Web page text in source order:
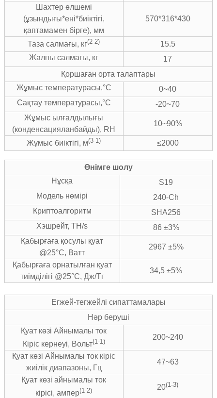
Шахтер өлшемі
(ұзындығы*ені*биіктігі,
қаптамамен бірге), мм
570*316*430
Таза салмағы, кг(2-2)
15.5
Жалпы салмағы, кг
17
Қоршаған орта талаптары
Жұмыс температурасы,°C
0~40
Сақтау температурасы,°C
-20~70
Жұмыс ылғалдылығы
(конденсацияланбайды), RH
10~90%
Жұмыс биіктігі, м(3-1) ≤2000
Өнімге шолу
Нұсқа
S19
Модель нөмірі
240-Ch
Криптоалгоритм
SHA256
Хэшрейт, TH/s
86 ±3%
Қабырғаға қосулы қуат
@25°C, Ватт
2967 ±5%
Қабырғаға орнатылған қуат
тиімділігі @25°C, Дж/Тг
34,5 ±5%
Егжей-тегжейлі сипаттамалары
Нәр беруші
Қуат көзі Айнымалы ток
Кіріс кернеуі, Вольт(1-1)
200~240
Қуат көзі Айнымалы ток кіріс
жиілік диапазоны, Гц
47~63
Қуат көзі айнымалы ток
кірісі, ампер(1-2) 20(1-3)